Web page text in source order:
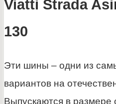
Viatti Strada
130
Эти шины – одни из
вариантов на
Выпускаются в